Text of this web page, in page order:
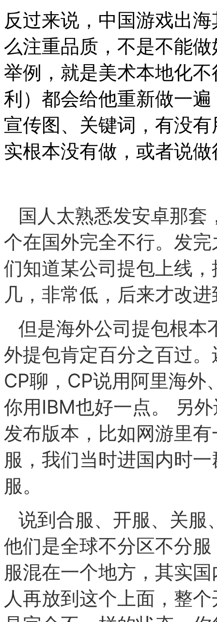
反过来说，中国游戏出
么注重品质，不是不能做
举例，就是美术本地化
利）都会给他重新做一
宣传图、关键词，有没
实根本没有做，或者说
国人太熟悉发安卓那套
个在国外完全不行。 发完
们知道某公司提包上线
几，非常低，后来才改
但是海外公司提包根本
外提包肯定百分之百过。
CP聊，CP说用阿里海外
你用IBM也好一点。
另
发布版本，比如网游里
服，我们当时进国内时
服。
说到合服、开服、关服
他们是全球不分区不分
服混在一个地方，其实
人再放到这个上面，整